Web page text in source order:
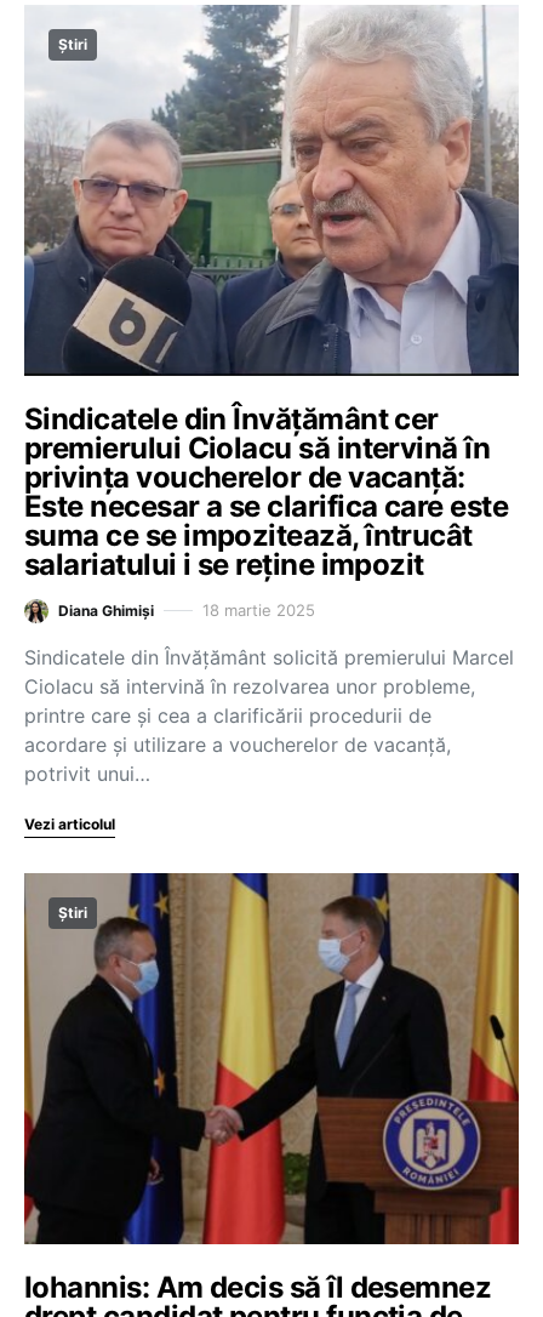
Știri
Sindicatele din Învățământ cer
premierului Ciolacu să intervină în
privința voucherelor de vacanță:
Este necesar a se clarifica care este
suma ce se impozitează, întrucât
salariatului i se reține impozit
Diana Ghimiși 18 martie 2025
Sindicatele din Învățământ solicită premierului Marcel
Ciolacu să intervină în rezolvarea unor probleme,
printre care și cea a clarificării procedurii de
acordare și utilizare a voucherelor de vacanță,
potrivit unui…
Vezi articolul
Știri
Iohannis: Am decis să îl desemnez